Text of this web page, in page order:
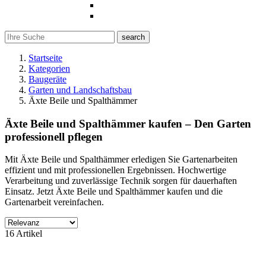
search
Startseite
Kategorien
Baugeräte
Garten und Landschaftsbau
Äxte Beile und Spalthämmer
Äxte Beile und Spalthämmer kaufen – Den Garten
professionell pflegen
Mit Äxte Beile und Spalthämmer erledigen Sie Gartenarbeiten
effizient und mit professionellen Ergebnissen. Hochwertige
Verarbeitung und zuverlässige Technik sorgen für dauerhaften
Einsatz. Jetzt Äxte Beile und Spalthämmer kaufen und die
Gartenarbeit vereinfachen.
Filter
16 Artikel